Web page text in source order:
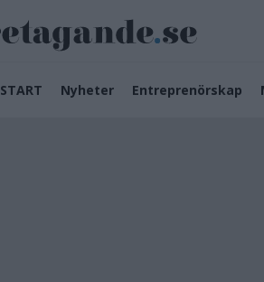
START Nyheter Entreprenörskap